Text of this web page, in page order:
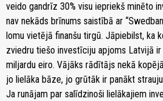
veido gandrīz 30% visu iepriekš minēto
nav nekāds brīnums saistībā ar
lomu vietējā finanšu tirgū. Jāpiebilst, ka
zviedru tiešo investīciju apjoms Latvijā
miljardu eiro. Vājāks rādītājs nekā
jo lielāka bāze, jo grūtāk ir panākt
Ja runājam par salīdzinoši lielākajiem